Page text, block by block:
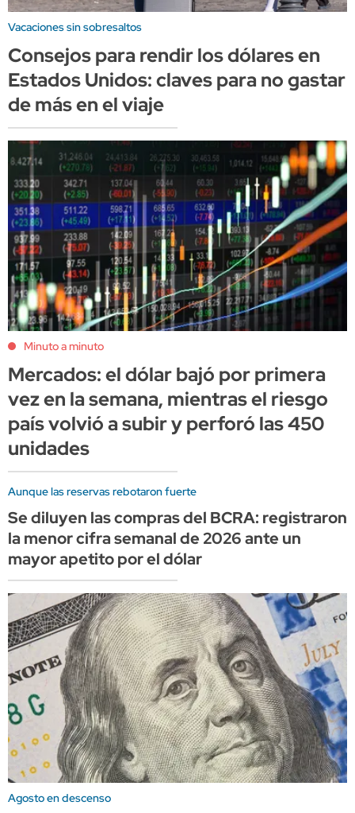
Vacaciones sin sobresaltos
Consejos para rendir los dólares en
Estados Unidos: claves para no gastar
de más en el viaje
Minuto a minuto
Mercados: el dólar bajó por primera
vez en la semana, mientras el riesgo
país volvió a subir y perforó las 450
unidades
Aunque las reservas rebotaron fuerte
Se diluyen las compras del BCRA: registraron
la menor cifra semanal de 2026 ante un
mayor apetito por el dólar
Agosto en descenso